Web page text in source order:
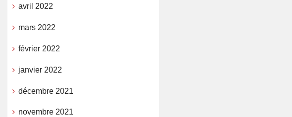
avril 2022
mars 2022
février 2022
janvier 2022
décembre 2021
novembre 2021